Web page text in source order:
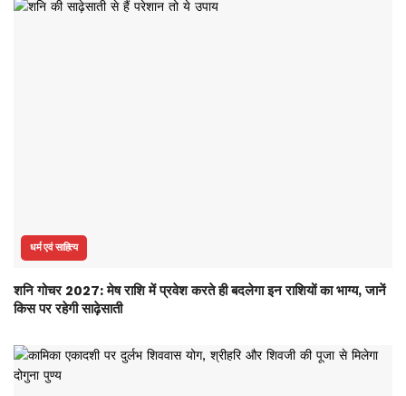
धर्म एवं साहित्य
शनि गोचर 2027: मेष राशि में प्रवेश करते ही बदलेगा इन राशियों का भाग्य, जानें
किस पर रहेगी साढ़ेसाती